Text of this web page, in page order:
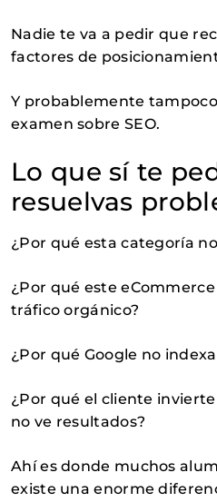
Nadie te va a pedir que
factores de
Y probablemente
examen sobre SEO.
Lo que sí te
resuelvas
¿Por qué esta categoría
¿Por qué este
tráfico orgánico?
¿Por qué Google no
¿Por qué el cliente
no ve resultados?
Ahí es donde muchos
existe una enorme